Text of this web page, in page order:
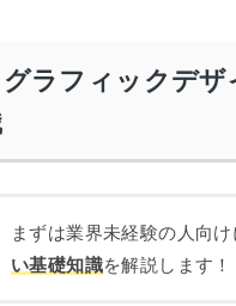
グラフィックデ
まずは業界未経験の人向け
い基礎知識を解説します！